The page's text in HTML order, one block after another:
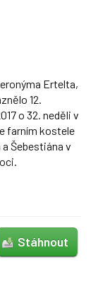
Ertelta,
12.
o 32. neděli v
farním kostele
a Šebestiána v
Stáhnout